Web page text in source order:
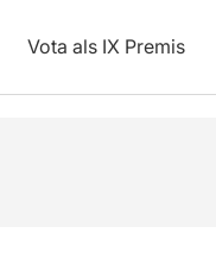
Vota als IX Premis